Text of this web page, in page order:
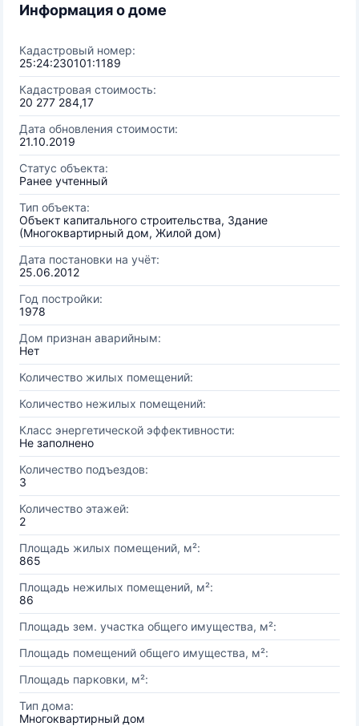
Информация о доме
Кадастровый номер:
25:24:230101:1189
Кадастровая стоимость:
20 277 284,17
Дата обновления стоимости:
21.10.2019
Статус объекта:
Ранее учтенный
Тип объекта:
Объект капитального строительства, Здание
(Многоквартирный дом, Жилой дом)
Дата постановки на учёт:
25.06.2012
Год постройки:
1978
Дом признан аварийным:
Нет
Количество жилых помещений:
Количество нежилых помещений:
Класс энергетической эффективности:
Не заполнено
Количество подъездов:
3
Количество этажей:
2
Площадь жилых помещений, м²:
865
Площадь нежилых помещений, м²:
86
Площадь зем. участка общего имущества, м²:
Площадь помещений общего имущества, м²:
Площадь парковки, м²:
Тип дома:
Многоквартирный дом